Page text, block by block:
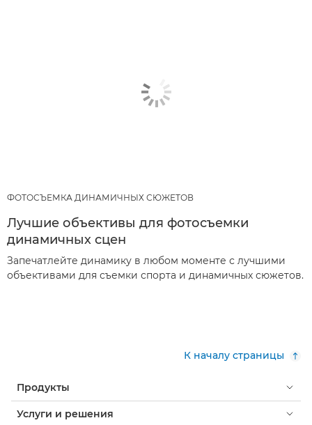
ФОТОСЪЕМКА ДИНАМИЧНЫХ СЮЖЕТОВ
Лучшие объективы для фотосъемки
динамичных сцен
Запечатлейте динамику в любом моменте с лучшими
объективами для съемки спорта и динамичных сюжетов.
К началу страницы
Продукты
Услуги и решения